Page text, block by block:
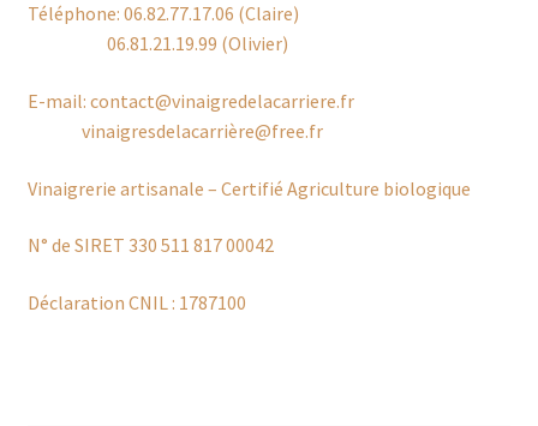
Mon compte
Nous trouver
Téléphone: 06.82.77.17.06 (Claire)
06.81.21.19.99 (Olivier)
E-mail: contact@vinaigredelacarriere.fr
vinaigresdelacarrière@free.fr
Vinaigrerie artisanale – Certifié Agriculture biologique
N° de SIRET 330 511 817 00042
Déclaration CNIL : 1787100